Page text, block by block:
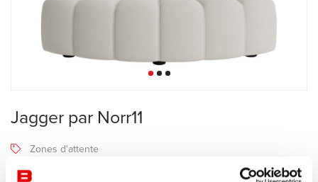
Jagger par Norr11
Zones d'attente
Norr11